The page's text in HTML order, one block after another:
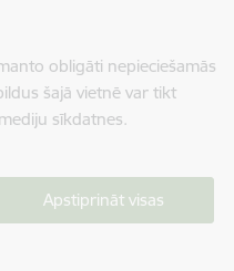
obligāti nepieciešamās
šajā vietnē var tikt
sīkdatnes.
Apstiprināt visas